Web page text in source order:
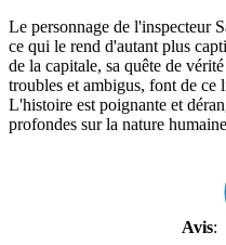
Le personnage de l'inspecteur
ce qui le rend d'autant plus
de la capitale, sa quête de
troubles et ambigus, font de ce
L'histoire est poignante et
profondes sur la nature
Avis: